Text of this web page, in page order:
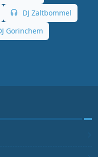
DJ Zaltbommel
Gorinchem